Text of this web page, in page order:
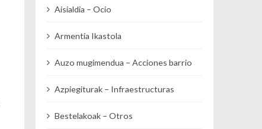
Aisialdia – Ocio
Armentia Ikastola
Auzo mugimendua – Acciones barrio
Azpiegiturak – Infraestructuras
Bestelakoak – Otros